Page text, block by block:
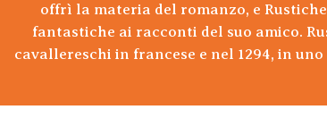
offrì la materia del romanzo, e
fantastiche ai racconti del suo amico.
cavallereschi in francese e nel 1294, in